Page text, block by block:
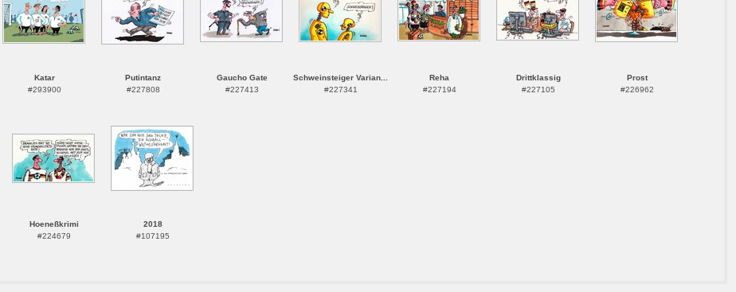
Katar
#293900
Putintanz
#227808
Gaucho Gate
#227413
Schweinsteiger Varian...
#227341
Reha
#227194
Drittklassig
#227105
Prost
#226962
Hoeneßkrimi
#224679
2018
#107195